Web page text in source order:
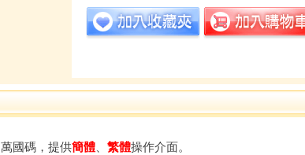
萬國碼，提供簡體 繁體操作介面。